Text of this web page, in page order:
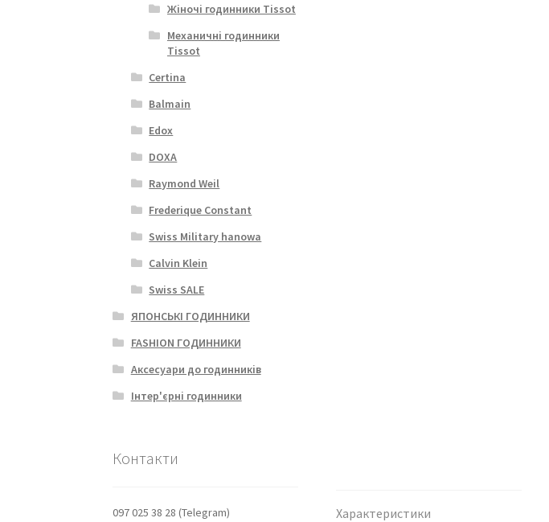
Характеристики
Жіночі годинники Tissot
Механичні годинники
Tissot
Certina
Balmain
Edox
DOXA
Raymond Weil
Frederique Constant
Swiss Military hanowa
Calvin Klein
Swiss SALE
ЯПОНСЬКІ ГОДИННИКИ
FASHION ГОДИННИКИ
Аксесуари до годинників
Інтер'єрні годинники
Контакти
097 025 38 28 (Telegram)